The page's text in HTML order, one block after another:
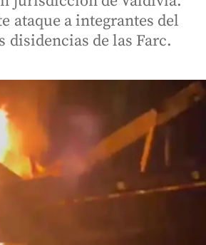
ataque a integrantes del
disidencias de las Farc.